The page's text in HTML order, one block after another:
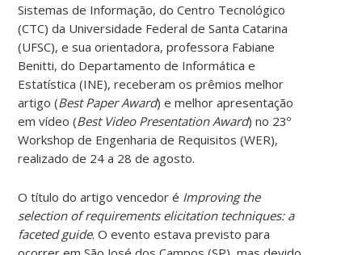
Sistemas de Informação, do Centro Tecnológico
(CTC) da Universidade Federal de Santa Catarina
(UFSC), e sua orientadora, professora Fabiane
Benitti, do Departamento de Informática e
Estatística (INE), receberam os prêmios melhor
artigo (Best Paper Award) e melhor apresentação
em vídeo (Best Video Presentation Award) no 23º
Workshop de Engenharia de Requisitos (WER),
realizado de 24 a 28 de agosto.
O título do artigo vencedor é Improving the
selection of requirements elicitation techniques: a
faceted guide. O evento estava previsto para